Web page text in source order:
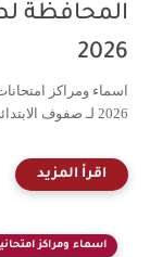
المحافظة
2026
اسماء ومراكز
2026 لـ صفوف الابتدائي والمتوسطه والاعدادي مراكز امتحانات الدور التمي...
اسماء ومراكز